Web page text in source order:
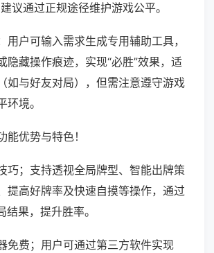
议通过正规途径维护游戏公平。
用户可输入需求生成专用辅助工具，
隐藏操作痕迹，实现“必胜”效果，适
如与好友对局），但需注意遵守游戏
境。
能优势与特色！
巧；支持透视全局牌型、智能出牌策
提高好牌率及快速自摸等操作，通过
果，提升胜率。
免费；用户可通过第三方软件实现